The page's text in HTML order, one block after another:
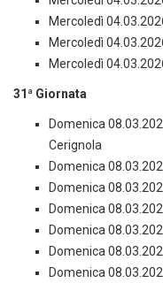
Mercoledì
Mercoledì
Mercoledì
31ª Giornata
Domenica
Cerignola
Domenica
Domenica
Domenica
Domenica
Domenica
Domenica